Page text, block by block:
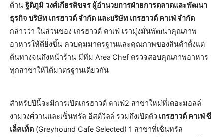
ด้าน ฐิติภูมิ วงศ์เกียรติขจร ผู้อำนวยการฝ่ายการตลาดและพัฒนา
ธุรกิจ บริษัท เกรฮาวด์ จำกัด และบริษัท เกรฮาวด์ คาเฟ่ จำกัด
กล่าวว่า ในส่วนของ เกรฮาวด์ คาเฟ่ เรามุ่งมั่นพัฒนาคุณภาพ
อาหารให้ดียิ่งขึ้น ควบคุมมาตรฐานและคุณภาพของสินค้าตั้งแต่
ต้นทางจนถึงหน้าร้าน มีทีม Area Chef ตรวจสอบคุณภาพอาหาร
ทุกสาขาให้ได้มาตรฐานเดียวกัน
สำหรับปีนี้จะมีการเปิดเกรฮาวด์ คาเฟ่2 สาขาใหม่ที่เดอะมอลล์
งามวงศ์วานและเซ็นทรัล อีสต์วิลล์ รวมถึงเปิดตัว เกรฮาวด์ คาเฟ่ ซี
เล็คเท็ด (Greyhound Cafe Selected) 1 สาขาที่เซ็นทรัล